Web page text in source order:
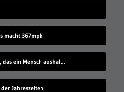
macht 367mph
Das Schmerzhafteste, das ein Mensch aushalten kann
Jahreszeiten